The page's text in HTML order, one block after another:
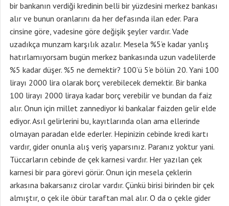
bir bankanın verdiği kredinin belli bir yüzdesini merkez bankası
alır ve bunun oranlarını da her defasında ilan eder. Para
cinsine göre, vadesine göre değişik şeyler vardır. Vade
uzadıkça munzam karşılık azalır. Mesela %5’e kadar yanlış
hatırlamıyorsam bugün merkez bankasında uzun vadelilerde
%5 kadar düşer. %5 ne demektir? 100’ü 5’e bölün 20. Yani 100
lirayı 2000 lira olarak borç verebilecek demektir. Bir banka
100 lirayı 2000 liraya kadar borç verebilir ve bundan da faiz
alır. Onun için millet zannediyor ki bankalar faizden gelir elde
ediyor. Asıl gelirlerini bu, kayıtlarında olan ama ellerinde
olmayan paradan elde ederler. Hepinizin cebinde kredi kartı
vardır, gider onunla alış veriş yaparsınız. Paranız yoktur yani.
Tüccarların cebinde de çek karnesi vardır. Her yazılan çek
karnesi bir para görevi görür. Onun için mesela çeklerin
arkasına bakarsanız cirolar vardır. Çünkü birisi birinden bir çek
almıştır, o çek ile öbür taraftan mal alır. O da o çekle gider